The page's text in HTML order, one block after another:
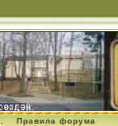
Правила форума